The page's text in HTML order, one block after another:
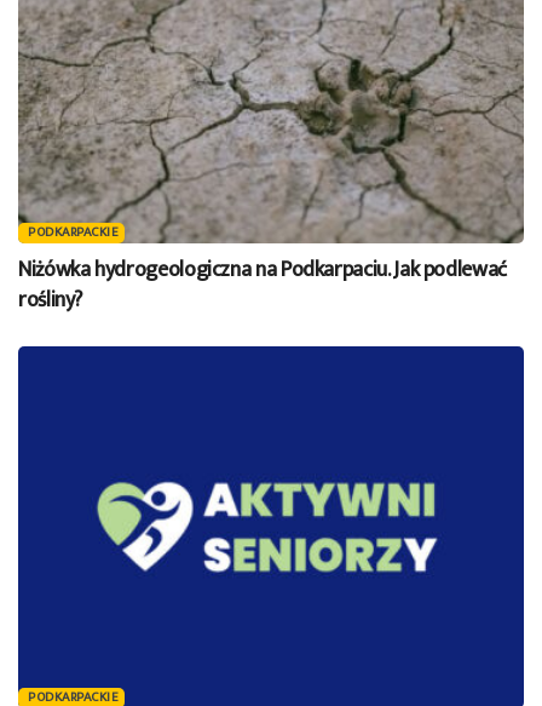
PODKARPACKIE
Niżówka hydrogeologiczna na Podkarpaciu. Jak podlewać
rośliny?
PODKARPACKIE